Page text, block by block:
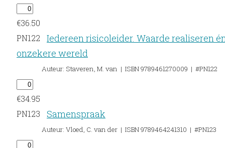
€36.50
PN122
Iedereen risicoleider. Waarde realiseren
onzekere wereld
Auteur: Staveren, M. van | ISBN 9789461270009 | #PN122
€34.95
PN123
Samenspraak
Auteur: Vloed, C. van der | ISBN 9789464241310 | #PN123